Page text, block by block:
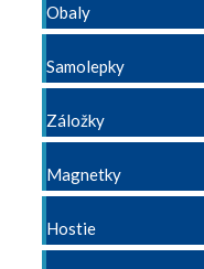
Obaly
Samolepky
Záložky
Magnetky
Hostie